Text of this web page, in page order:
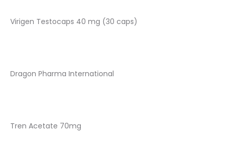
Virigen Testocaps 40 mg (30 caps)
Dragon Pharma International
Tren Acetate 70mg